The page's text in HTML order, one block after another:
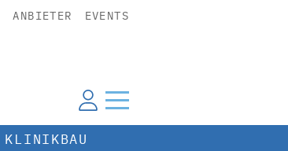
ANBIETER EVENTS
KLINIKBAU